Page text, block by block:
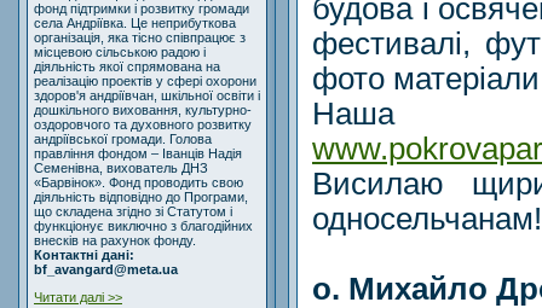
фонд підтримки і розвитку громади
села Андріївка. Це неприбуткова
організація, яка тісно співпрацює з
місцевою сільською радою і
діяльність якої спрямована на
реалізацію проектів у сфері охорони
здоров'я андріївчан, шкільної освіти і
дошкільного виховання, культурно-
оздоровчого та духовного розвитку
андріївської громади. Голова
правління фондом – Іванців Надія
Семенівна, вихователь ДНЗ
«Барвінок». Фонд проводить свою
діяльність відповідно до Програми,
що складена згідно зі Статутом і
функціонує виключно з благодійних
внесків на рахунок фонду.
Контактні дані:
bf_avangard@meta.ua
Читати далі >>
будова і
фестивалі,
фото
Наша
Висилаю
односельчанам!
о. Михайло